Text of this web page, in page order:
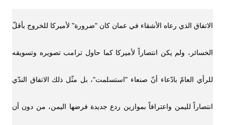
الاتفاق الذي رعاه الأشقاء في عمان كان "ضرورة" لأميركا للخروج بأقلّ
الخسائر، ولم يكن انتصاراً لأميركا كما حاول ترامب تصويره وتسويقه
للرأي العامّ بادّعاء أنّ صنعاء "استسلمت"، بل مثّل ذلك الاتفاق الندّي
انتصاراً لليمن واعترافاً بموازين ردع جديدة فرضها اليمن، من دون أن